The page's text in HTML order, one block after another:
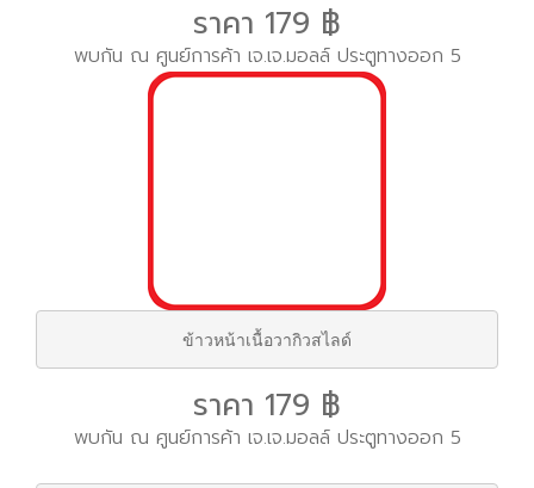
ราคา 179 ฿
พบกัน ณ ศูนย์การค้า เจ.เจ.มอลล์ ประตูทางออก 5
ข้าวหน้าเนื้อวากิวสไลด์
ราคา 179 ฿
พบกัน ณ ศูนย์การค้า เจ.เจ.มอลล์ ประตูทางออก 5